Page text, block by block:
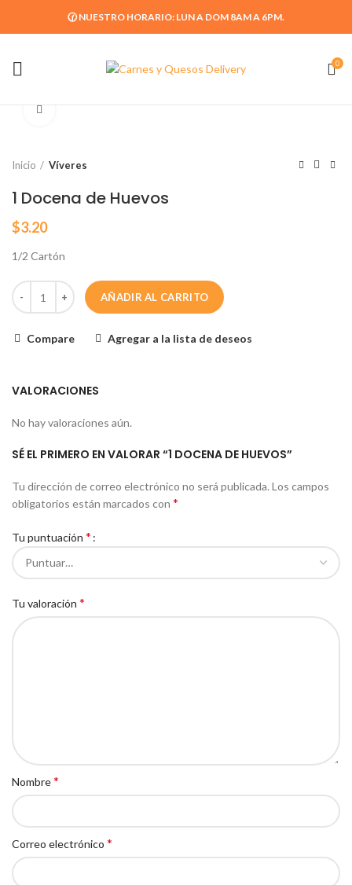
🕜 NUESTRO HORARIO: LUN A DOM 8AM A 6PM.
0
Inicio Víveres
1 Docena de Huevos
$3.20
1/2 Cartón
AÑADIR AL CARRITO
Compare Agregar a la lista de deseos
VALORACIONES
No hay valoraciones aún.
SÉ EL PRIMERO EN VALORAR “1 DOCENA DE HUEVOS”
Tu dirección de correo electrónico no será publicada. Los campos
obligatorios están marcados con *
Tu puntuación *
Tu valoración *
Nombre*
Correo electrónico *